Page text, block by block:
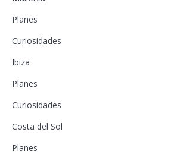
Planes
Curiosidades
Ibiza
Planes
Curiosidades
Costa del Sol
Planes